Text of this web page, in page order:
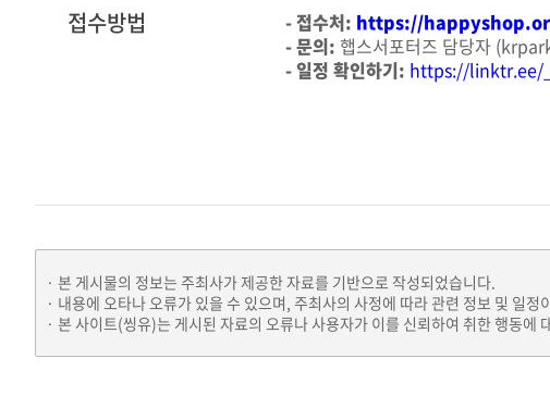
접수방법 -접수처: https://
-문의: 햅스서포터즈 담당자
-일정 확인하기: https://linktr.ee/
본 게시물의 정보는 주최사가 제공한 자료를 기반으로 작성되었습니다.
내용에 오타나 오류가 있을 수 있으며, 주최사의 사정에 따라 관련 정보 및 일
본 사이트(씽유)는 게시된 자료의 오류나 사용자가 이를 신뢰하여 취한 행동에